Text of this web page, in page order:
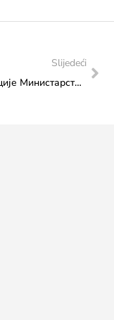
Slijedeći
Публикације Министарства: Рад Федералног министарства културе и спорта у трећем кварталу 2024. године обједињен у новој Брошури